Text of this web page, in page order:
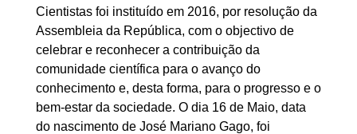
Cientistas foi instituído em 2016, por resolução da
Assembleia da República, com o objectivo de
celebrar e reconhecer a contribuição da
comunidade científica para o avanço do
conhecimento e, desta forma, para o progresso e o
bem-estar da sociedade. O dia 16 de Maio, data
do nascimento de José Mariano Gago, foi